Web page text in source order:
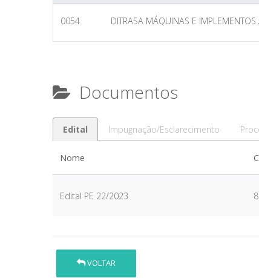
0054 DITRASA MÁQUINAS E
Documentos
Edital Impugnação/Esclarecimento
Nome
Edital PE 22/2023
VOLTAR